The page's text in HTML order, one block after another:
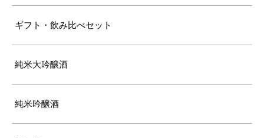
ギフト・飲み比べセット
純米大吟醸酒
純米吟醸酒